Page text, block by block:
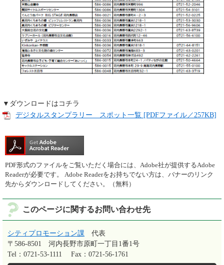
​▼ダウンロードはコチラ
デジタルスタンプラリー スポット一覧 [PDFファイル／257KB]
PDF形式のファイルをご覧いただく場合には、Adobe社が提供するAdobe
Readerが必要です。
Adobe Readerをお持ちでない方は、バナーのリンク
先からダウンロードしてください。（無料）
このページに関するお問い合わせ先
シティプロモーション課
代表
〒586-8501
河内長野市原町一丁目1番1号
Tel：0721-53-1111
Fax：0721-56-1761